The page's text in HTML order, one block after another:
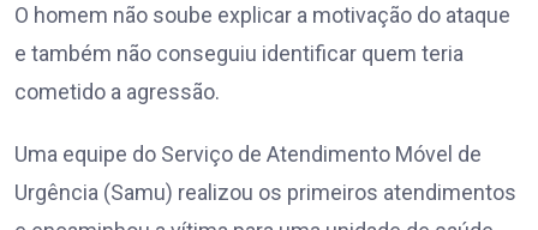
O homem não soube explicar a motivação do ataque
e também não conseguiu identificar quem teria
cometido a agressão.
Uma equipe do Serviço de Atendimento Móvel de
Urgência (Samu) realizou os primeiros atendimentos